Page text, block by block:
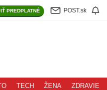
PREDPLATNÉ POST.sk
TECH ŽENA ZDRAVIE